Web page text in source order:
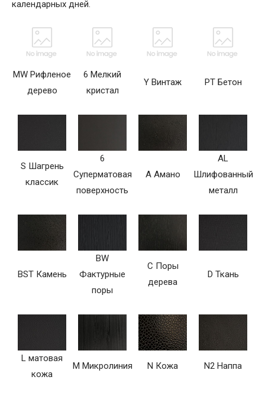
календарных дней.
MW Рифленое
дерево
6 Мелкий
кристал
Y Винтаж PT Бетон
S Шагрень
классик
6
Суперматовая
поверхность
A Амано
AL
Шлифованный
металл
BST Камень
BW
Фактурные
поры
C Поры
дерева
D Ткань
L матовая
кожа
M Микролиния N Кожа N2 Наппа